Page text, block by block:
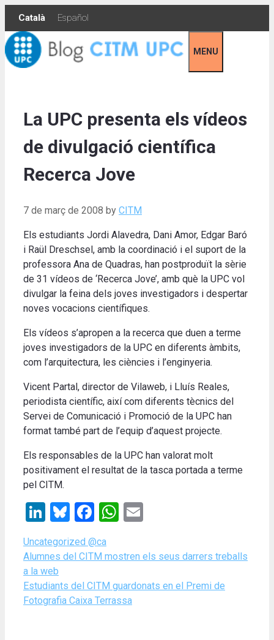
Skip
content
Català Español
MENU
La UPC presenta els vídeos
de divulgació científica
Recerca Jove
7 de març de 2008 by CITM
Els estudiants Jordi Alavedra, Dani Amor, Edgar Baró
i Raül Dreschsel, amb la coordinació i el suport de la
professora Ana de Quadras, han postproduït la sèrie
de 31 vídeos de ‘Recerca Jove’, amb què la UPC vol
divulgar la feina dels joves investigadors i despertar
noves vocacions científiques.
Els vídeos s’apropen a la recerca que duen a terme
joves investigadors de la UPC en diferents àmbits,
com l’arquitectura, les ciències i l’enginyeria.
Vicent Partal, director de Vilaweb, i Lluís Reales,
periodista científic, així com diferents tècnics del
Servei de Comunicació i Promoció de la UPC han
format també part de l’equip d’aquest projecte.
Els responsables de la UPC han valorat molt
positivament el resultat de la tasca portada a terme
pel CITM.
LinkedIn
Bluesky
Facebook
WhatsApp
Categories
Uncategorized @ca
Alumnes del CITM mostren els seus darrers treballs
a la web
Estudiants del CITM guardonats en el Premi de
Fotografia Caixa Terrassa